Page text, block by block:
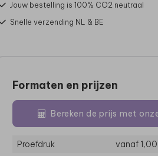
Jouw bestelling is 100% CO2 neutraal
Snelle verzending NL & BE
Formaten en prijzen
Bereken de prijs met
Proefdruk
vanaf 1,00